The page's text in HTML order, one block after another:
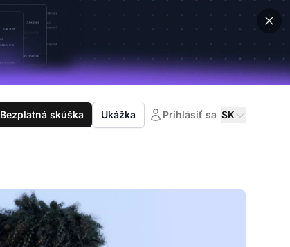
Bezplatná skúška Ukážka Prihlásiť sa SK